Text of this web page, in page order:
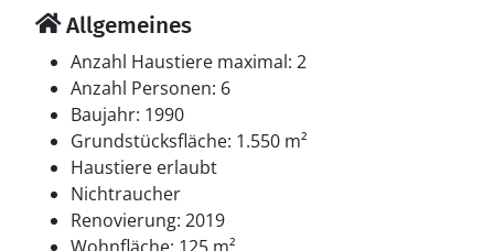
Allgemeines
Anzahl Haustiere maximal: 2
Anzahl Personen: 6
Baujahr: 1990
Grundstücksfläche: 1.550 m²
Haustiere erlaubt
Nichtraucher
Renovierung: 2019